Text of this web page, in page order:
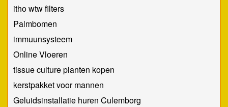
itho wtw filters
Palmbomen
immuunsysteem
Online Vloeren
tissue culture planten kopen
kerstpakket voor mannen
Geluidsinstallatie huren Culemborg